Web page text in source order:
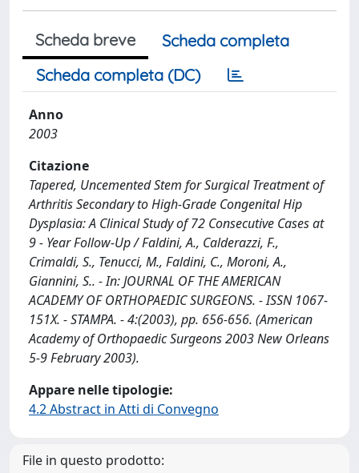
Scheda breve
Scheda completa
Scheda completa (DC)
Anno
2003
Citazione
Tapered, Uncemented Stem for Surgical Treatment of
Arthritis Secondary to High-Grade Congenital Hip
Dysplasia: A Clinical Study of 72 Consecutive Cases at
9 - Year Follow-Up / Faldini, A., Calderazzi, F.,
Crimaldi, S., Tenucci, M., Faldini, C., Moroni, A.,
Giannini, S.. - In: JOURNAL OF THE AMERICAN
ACADEMY OF ORTHOPAEDIC SURGEONS. - ISSN 1067-
151X. - STAMPA. - 4:(2003), pp. 656-656. (American
Academy of Orthopaedic Surgeons 2003 New Orleans
5-9 February 2003).
Appare nelle tipologie:
4.2 Abstract in Atti di Convegno
File in questo prodotto: